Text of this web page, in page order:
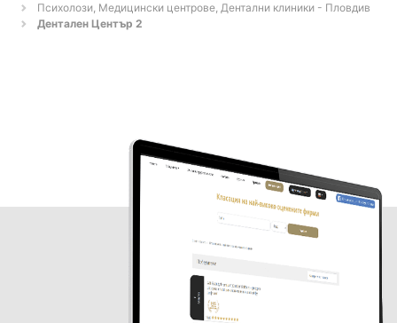
Психолози, Медицински центрове, Дентални клиники - Пловдив
Дентален Център 2